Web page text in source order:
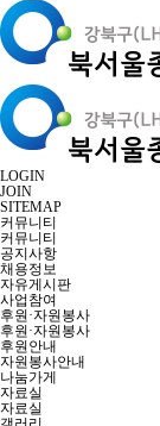
LOGIN
JOIN
SITEMAP
커뮤니티
커뮤니티
공지사항
채용정보
자유게시판
사업참여
후원·자원봉사
후원·자원봉사
후원안내
자원봉사안내
나눔가게
자료실
자료실